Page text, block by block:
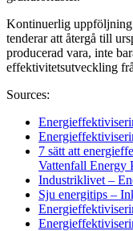
Kontinuerlig uppföljning
tenderar att återgå till
producerad vara, inte
effektivitetsutveckling
Sources:
7 sätt att
Vattenfall Energy
Industriklivet –
Sju energitips –